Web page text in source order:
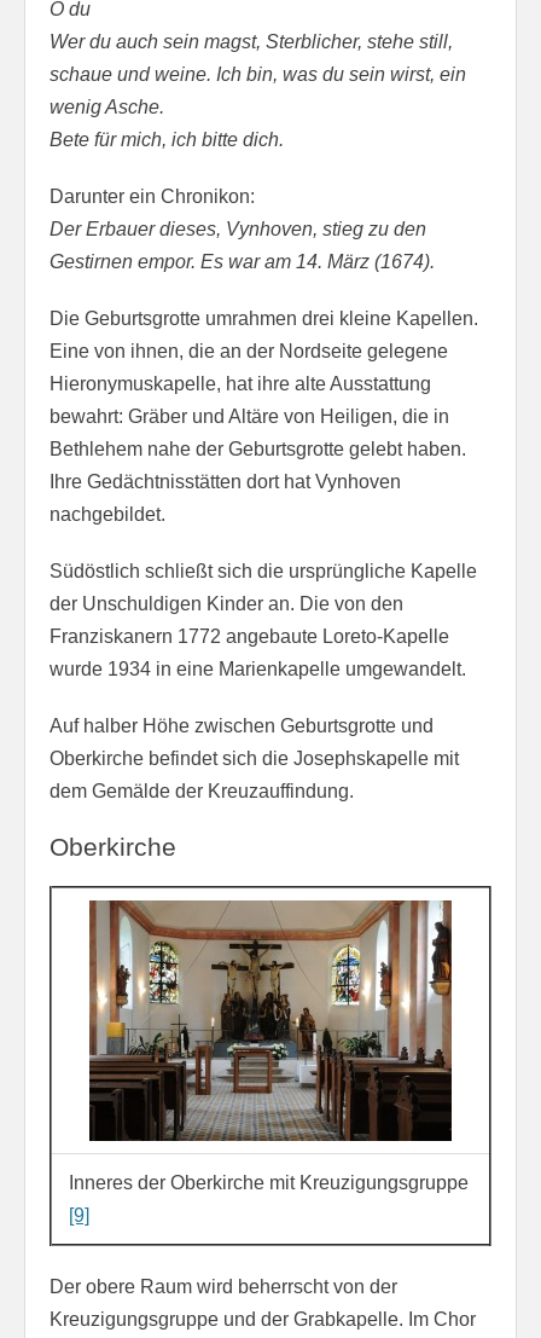
O du
Wer du auch sein magst, Sterblicher, stehe still,
schaue und weine. Ich bin, was du sein wirst, ein
wenig Asche.
Bete für mich, ich bitte dich.
Darunter ein Chronikon:
Der Erbauer dieses, Vynhoven, stieg zu den
Gestirnen empor. Es war am 14. März (1674).
Die Geburtsgrotte umrahmen drei kleine Kapellen.
Eine von ihnen, die an der Nordseite gelegene
Hieronymuskapelle, hat ihre alte Ausstattung
bewahrt: Gräber und Altäre von Heiligen, die in
Bethlehem nahe der Geburtsgrotte gelebt haben.
Ihre Gedächtnisstätten dort hat Vynhoven
nachgebildet.
Südöstlich schließt sich die ursprüngliche Kapelle
der Unschuldigen Kinder an. Die von den
Franziskanern 1772 angebaute Loreto-Kapelle
wurde 1934 in eine Marienkapelle umgewandelt.
Auf halber Höhe zwischen Geburtsgrotte und
Oberkirche befindet sich die Josephskapelle mit
dem Gemälde der Kreuzauffindung.
Oberkirche
Inneres der Oberkirche mit Kreuzigungsgruppe
[9]
Der obere Raum wird beherrscht von der
Kreuzigungsgruppe und der Grabkapelle. Im Chor